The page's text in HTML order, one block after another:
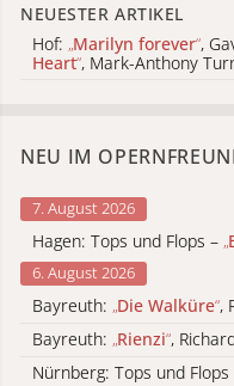
NEUESTER ARTIKEL
Hof: „Marilyn forever“,
Heart“, Mark-Anthony
NEU IM
7. August 2026
Hagen: Tops und Flops – „
6. August 2026
Bayreuth: „Die Walküre“,
Bayreuth: „Rienzi“,
Nürnberg: Tops und Flops